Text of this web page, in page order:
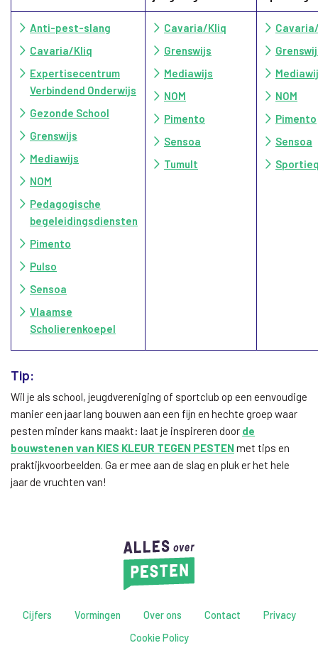
Anti-pest-slang
Cavaria/Kliq
Expertisecentrum
Verbindend Onderwijs
Gezonde School
Grenswijs
Mediawijs
NOM
Pedagogische
begeleidingsdiensten
Pimento
Pulso
Sensoa
Vlaamse
Scholierenkoepel
Cavaria/Kliq
Grenswijs
Mediawijs
NOM
Pimento
Sensoa
Tumult
NOM
Pimento
Sensoa
Tip:
Wil je als school, jeugdvereniging of sportclub op een eenvoudige
manier een jaar lang bouwen aan een fijn en hechte groep waar
pesten minder kans maakt: laat je inspireren door de
bouwstenen van KIES KLEUR TEGEN PESTENmet tips en
praktijkvoorbeelden. Ga er mee aan de slag en pluk er het hele
jaar de vruchten van!
Cijfers Vormingen Over ons Contact
Privacy
Cookie Policy